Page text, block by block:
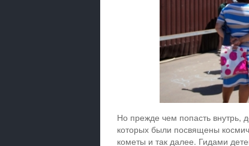
Но прежде чем попасть внутрь,
которых были посвящены
кометы и так далее. Гидами